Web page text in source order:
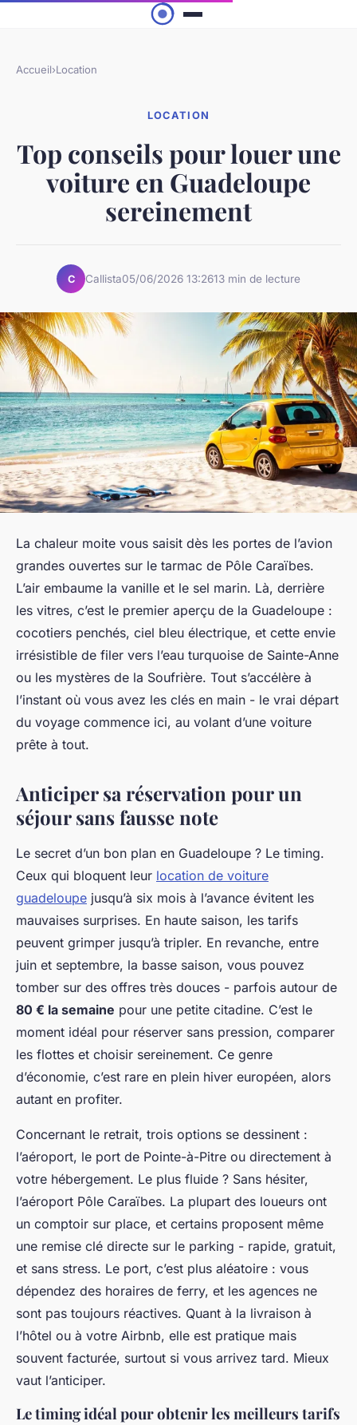
Accueil›Location
LOCATION
Top conseils pour louer une
voiture en Guadeloupe
sereinement
C Callista05/06/2026 13:2613 min de lecture
La chaleur moite vous saisit dès les portes de l’avion
grandes ouvertes sur le tarmac de Pôle Caraïbes.
L’air embaume la vanille et le sel marin. Là, derrière
les vitres, c’est le premier aperçu de la Guadeloupe :
cocotiers penchés, ciel bleu électrique, et cette envie
irrésistible de filer vers l’eau turquoise de Sainte-Anne
ou les mystères de la Soufrière. Tout s’accélère à
l’instant où vous avez les clés en main - le vrai départ
du voyage commence ici, au volant d’une voiture
prête à tout.
Anticiper sa réservation pour un
séjour sans fausse note
Le secret d’un bon plan en Guadeloupe ? Le timing.
Ceux qui bloquent leur location de voiture
guadeloupe jusqu’à six mois à l’avance évitent les
mauvaises surprises. En haute saison, les tarifs
peuvent grimper jusqu’à tripler. En revanche, entre
juin et septembre, la basse saison, vous pouvez
tomber sur des offres très douces - parfois autour de
80 € la semaine pour une petite citadine. C’est le
moment idéal pour réserver sans pression, comparer
les flottes et choisir sereinement. Ce genre
d’économie, c’est rare en plein hiver européen, alors
autant en profiter.
Concernant le retrait, trois options se dessinent :
l’aéroport, le port de Pointe-à-Pitre ou directement à
votre hébergement. Le plus fluide ? Sans hésiter,
l’aéroport Pôle Caraïbes. La plupart des loueurs ont
un comptoir sur place, et certains proposent même
une remise clé directe sur le parking - rapide, gratuit,
et sans stress. Le port, c’est plus aléatoire : vous
dépendez des horaires de ferry, et les agences ne
sont pas toujours réactives. Quant à la livraison à
l’hôtel ou à votre Airbnb, elle est pratique mais
souvent facturée, surtout si vous arrivez tard. Mieux
vaut l’anticiper.
Le timing idéal pour obtenir les meilleurs tarifs